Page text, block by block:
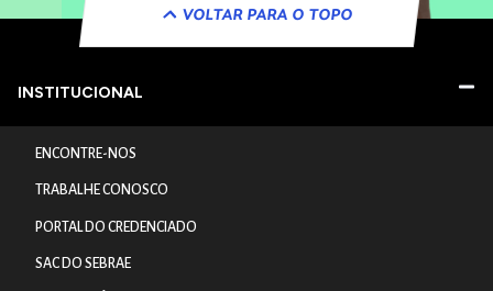
VOLTAR PARA O TOPO
INSTITUCIONAL
ENCONTRE-NOS
TRABALHE CONOSCO
PORTAL DO CREDENCIADO
SAC DO SEBRAE